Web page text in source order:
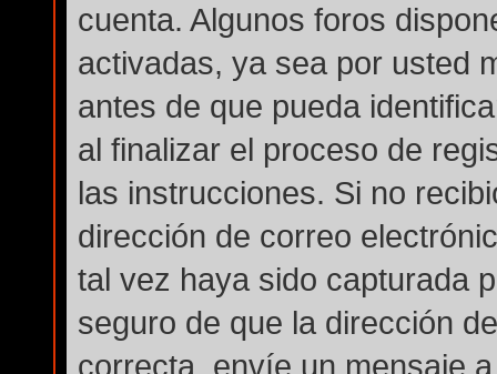
cuenta. Algunos foros
activadas, ya sea por usted
antes de que pueda
al finalizar el proceso de
las instrucciones. Si no
dirección de correo
tal vez haya sido capturada
seguro de que la dirección
correcta, envíe un mensaje